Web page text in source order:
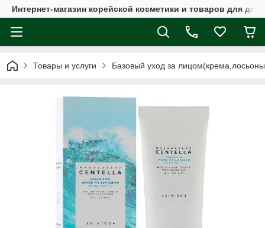
Интернет-магазин корейской косметики и товаров для
Товары и услуги Базовый уход за